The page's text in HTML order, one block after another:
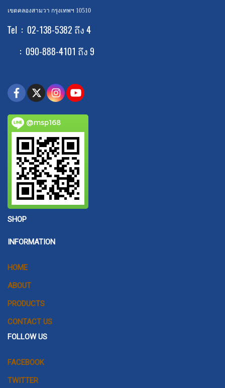
เขตคลองสามวา กรุงเทพฯ 10510
Tel : 02-138-5382 ถึง 4
: 090-888-4101 ถึง 9
@msp168
SHOP
INFORMATION
HOME
ABOUT
PRODUCTS
CONTACT US
FOLLOW US
FACEBOOK
TWITTER